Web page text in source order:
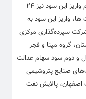
به حساب سهامداران واریز شد. تاریخ مرحله دوم واریز این سود نیز ۲۴
واریز این سود به
سپرده‌گذاری مرکزی
گروه مپنا و فجر
و دوم سود سهام عدالت
صنایع پتروشیمی
اصفهان، پالایش نفت